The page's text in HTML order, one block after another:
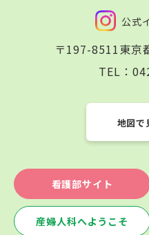
公式
〒197-8511東京
TEL：
地図で
看護部サイト
産婦人科へようこそ